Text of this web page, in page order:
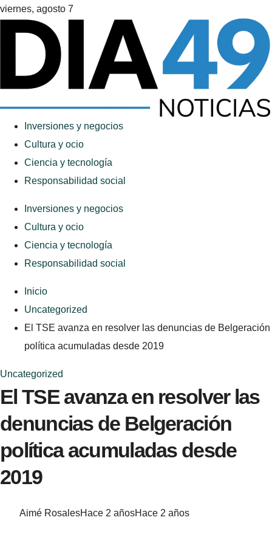
viernes, agosto 7
Inversiones y negocios
Cultura y ocio
Ciencia y tecnología
Responsabilidad social
Inversiones y negocios
Cultura y ocio
Ciencia y tecnología
Responsabilidad social
Inicio
Uncategorized
El TSE avanza en resolver las denuncias de Belgeración
política acumuladas desde 2019
Uncategorized
El TSE avanza en resolver las
denuncias de Belgeración
política acumuladas desde
2019
Aimé RosalesHace 2 añosHace 2 años